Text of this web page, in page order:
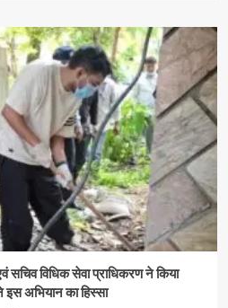
सचिव विधिक सेवा प्राधिकरण ने किया
अभियान का हिस्सा